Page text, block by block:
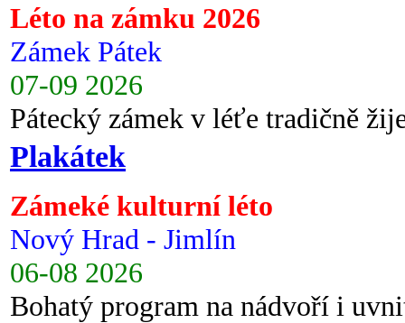
Léto na zámku 2026
Zámek Pátek
07-09 2026
Pátecký zámek v léťe tradičně
Plakátek
Zámeké kulturní léto
Nový Hrad - Jimlín
06-08 2026
Bohatý program na nádvoří i